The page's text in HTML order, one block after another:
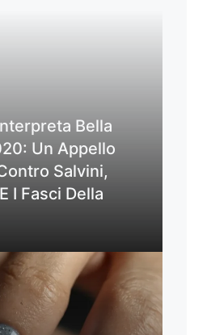
Bella
Un Appello
Salvini,
I Fasci Della